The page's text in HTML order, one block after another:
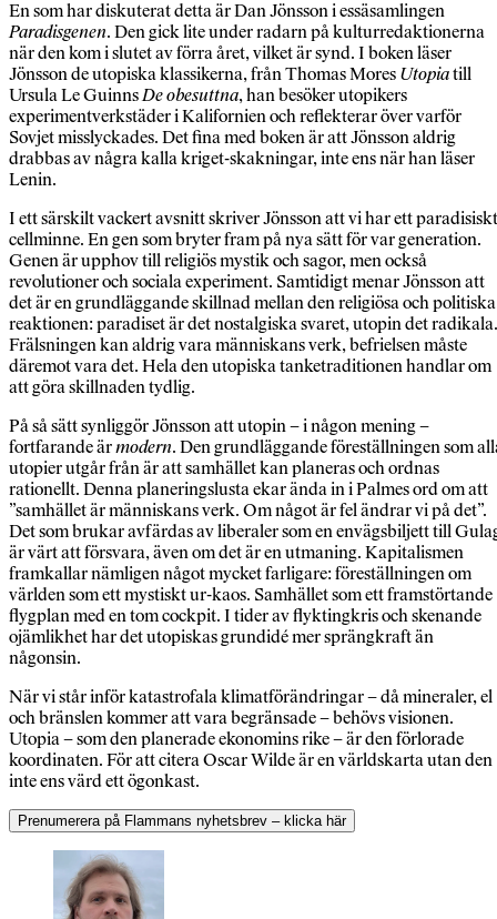
En som har diskuterat detta är Dan Jönsson i essäsamlingen
Paradisgenen. Den gick lite under radarn på kulturredaktionerna
när den kom i slutet av förra året, vilket är synd. I boken läser
Jönsson de utopiska klassikerna, från Thomas Mores Utopiatill
Ursula Le GuinnsDe obesuttna, han besöker utopikers
experimentverkstäder i Kalifornien och reflekterar över varför
Sovjet misslyckades. Det fina med boken är att Jönsson aldrig
drabbas av några kalla kriget-skakningar, inte ens när han läser
Lenin.
I ett särskilt vackert avsnitt skriver Jönsson att vi har ett paradisiskt
cellminne. En gen som bryter fram på nya sätt för var generation.
Genen är upphov till religiös mystik och sagor, men också
revolutioner och sociala experiment. Samtidigt menar Jönsson att
det är en grundläggande skillnad mellan den religiösa och politiska
reaktionen: paradiset är det nostalgiska svaret, utopin det radikala.
Frälsningen kan aldrig vara människans verk, befrielsen måste
däremot vara det. Hela den utopiska tanketraditionen handlar om
att göra skillnaden tydlig.
På så sätt synliggör Jönsson att utopin – i någon mening –
fortfarande ärmodern. Den grundläggande föreställningen som
utopier utgår från är att samhället kan planeras och ordnas
rationellt. Denna planeringslusta ekar ända in i Palmes ord om att
”samhället är människans verk. Om något är fel ändrar vi på det”.
Det som brukar avfärdas av liberaler som en envägsbiljett till
är värt att försvara, även om det är en utmaning. Kapitalismen
framkallar nämligen något mycket farligare: föreställningen om
världen som ett mystiskt ur-kaos. Samhället som ett framstörtande
flygplan med en tom cockpit. I tider av flyktingkris och skenande
ojämlikhet har det utopiskas grundidé mer sprängkraft än
någonsin.
När vi står inför katastrofala klimatförändringar – då mineraler, el
och bränslen kommer att vara begränsade – behövs visionen.
Utopia – som den planerade ekonomins rike – är den förlorade
koordinaten. För att citera Oscar Wilde är en världskarta utan den
inte ens värd ett ögonkast.
Prenumerera på Flammans nyhetsbrev – klicka här